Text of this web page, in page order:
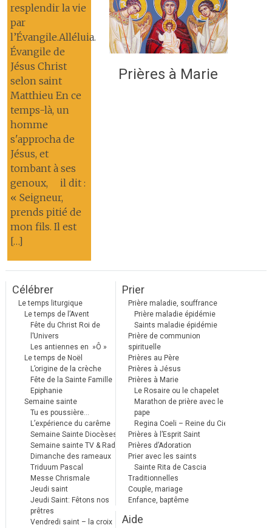
resplendir la vie
par
l’Évangile.Alléluia.
Évangile de
Jésus Christ
selon saint
Matthieu En ce
temps-là, un
homme
s'approcha de
Jésus, et
tombant à ses
genoux, il dit :
« Seigneur,
prends pitié de
mon fils. Il est
[…]
Prières à Marie
Célébrer
Le temps liturgique
Le temps de l’Avent
Fête du Christ Roi de
l’Univers
Les antiennes en »Ô »
Le temps de Noël
L’origine de la crèche
Fête de la Sainte Famille
Epiphanie
Semaine sainte
Tu es poussière…
L’expérience du carême
Semaine Sainte Diocèses
Semaine sainte TV & Radio
Dimanche des rameaux
Triduum Pascal
Messe Chrismale
Jeudi saint
Jeudi Saint: Fêtons nos
prêtres
Vendredi saint – la croix
Prier
Prière maladie, souffrance
Prière maladie épidémie
Saints maladie épidémie
Prière de communion
spirituelle
Prières au Père
Prières à Jésus
Prières à Marie
Le Rosaire ou le chapelet
Marathon de prière avec le
pape
Regina Coeli – Reine du Ciel
Prières à l’Esprit Saint
Prières d’Adoration
Prier avec les saints
Sainte Rita de Cascia
Traditionnelles
Couple, mariage
Enfance, baptême
Aide